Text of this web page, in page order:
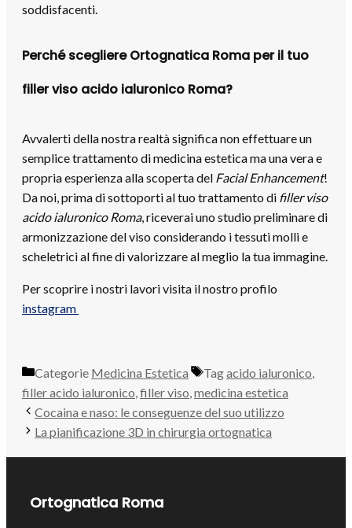
soddisfacenti.
Perché scegliere Ortognatica Roma per il tuo
filler viso acido ialuronico Roma?
Avvalerti della nostra realtà significa non effettuare un
semplice trattamento di medicina estetica ma una vera e
propria esperienza alla scoperta del Facial Enhancement!
Da noi, prima di sottoporti al tuo trattamento di filler viso
acido ialuronico Roma, riceverai uno studio preliminare di
armonizzazione del viso considerando i tessuti molli e
scheletrici al fine di valorizzare al meglio la tua immagine.
Per scoprire i nostri lavori visita il nostro profilo
instagram
Categorie Medicina Estetica Tagacido ialuronico,
filler acido ialuronico,filler viso,medicina estetica
Cocaina e naso: le conseguenze del suo utilizzo
La pianificazione 3D in chirurgia ortognatica
Ortognatica Roma